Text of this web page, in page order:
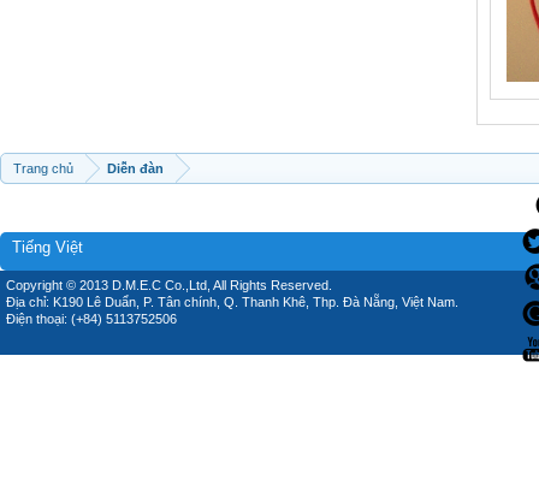
Trang chủ Diễn đàn
Tiếng Việt
Copyright © 2013 D.M.E.C Co.,Ltd, All Rights Reserved.
Địa chỉ: K190 Lê Duẩn, P. Tân chính, Q. Thanh Khê, Thp. Đà Nẵng, Việt Nam.
Điện thoại: (+84) 5113752506